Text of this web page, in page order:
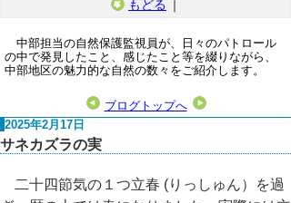
もどる ｜
中部担当の自然保護監視員が、日々のパトロール
の中で発見したこと、感じたこと等を綴りながら、
中部地区の魅力的な自然の数々をご紹介します。
ブログトップへ
2025年2月17日
サネカズラの実
二十四節気の１つ立春 (りっしゅん）を過